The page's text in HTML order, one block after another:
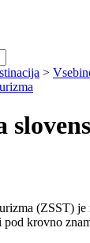
>
(ZSST) je
pod krovno